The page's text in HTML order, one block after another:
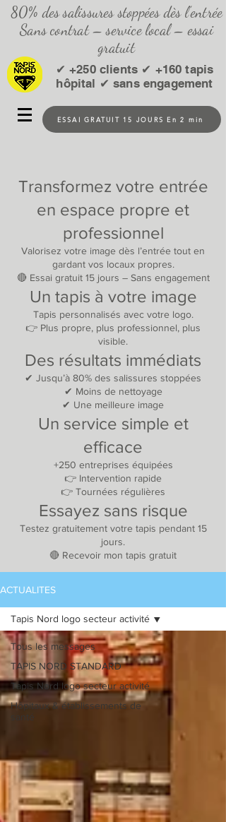
80% des salissures stoppées dès l’entrée
Sans contrat – service local – essai
gratuit
✔ +250 clients ✔ +160 tapis
hôpital ✔ sans engagement
ESSAI GRATUIT 15 JOURS En 2 min
Transformez votre entrée
en espace propre et
professionnel
Valorisez votre image dès l’entrée tout en
gardant vos locaux propres.
🔴 Essai gratuit 15 jours – Sans engagement
Un tapis à votre image
Tapis personnalisés avec votre logo.
👉 Plus propre, plus professionnel, plus
visible.
Des résultats immédiats
✔ Jusqu’à 80% des salissures stoppées
✔ Moins de nettoyage
✔ Une meilleure image
Un service simple et
efficace
+250 entreprises équipées
👉 Intervention rapide
👉 Tournées régulières
Essayez sans risque
Testez gratuitement votre tapis pendant 15
jours.
🔴 Recevoir mon tapis gratuit
ACTUALITES
Tous les messages
TAPIS NORD STANDARD
Tapis Nord logo secteur activité
Hôpitaux & établissements de
santé
Tapis Nord logo secteur activité